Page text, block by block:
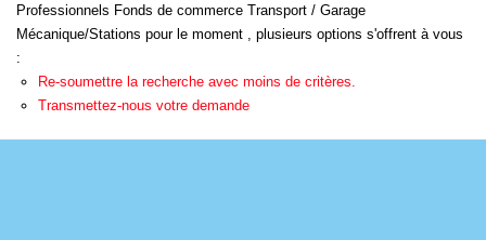
Notre Équipe
Nos Actualités
Professionnels Fonds de commerce Transport / Garage
Mécanique/Stations pour le moment , plusieurs options s'offrent à vous
:
Re-soumettre la recherche avec moins de critères.
Transmettez-nous votre demande